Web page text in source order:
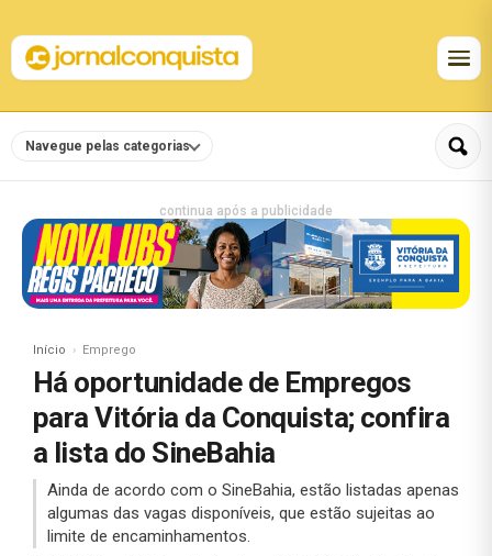
Navegue pelas categorias
continua após a publicidade
Início Emprego
Há oportunidade de Empregos
para Vitória da Conquista; confira
a lista do SineBahia
Ainda de acordo com o SineBahia, estão listadas apenas
algumas das vagas disponíveis, que estão sujeitas ao
limite de encaminhamentos.